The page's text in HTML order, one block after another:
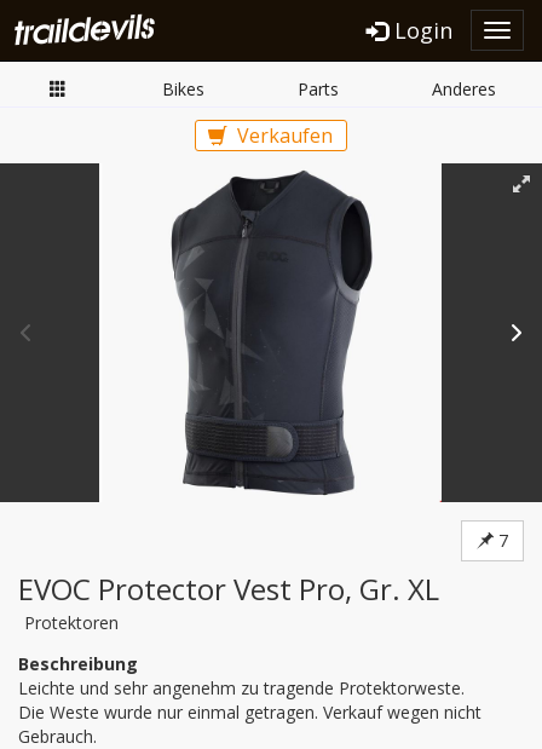
Login
Bikes Parts Anderes
Verkaufen
7
EVOC Protector Vest Pro, Gr. XL
Protektoren
Beschreibung
Leichte und sehr angenehm zu tragende Protektorweste.
Die Weste wurde nur einmal getragen. Verkauf wegen nicht
Gebrauch.